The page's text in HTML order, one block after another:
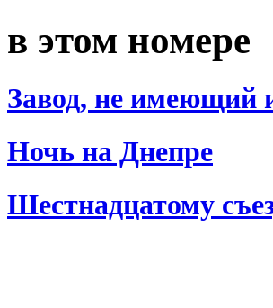
в этом номере
Завод, не имеющий
Ночь на Днепре
Шестнадцатому